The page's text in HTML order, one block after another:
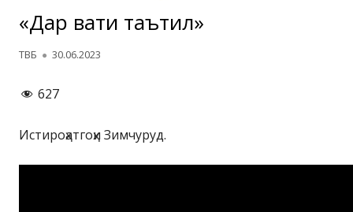
«Дар вақти таътил»
Автор
ТВБ Опубликовано
30.06.2023
627
Истироҳатгоҳи Зимчуруд.